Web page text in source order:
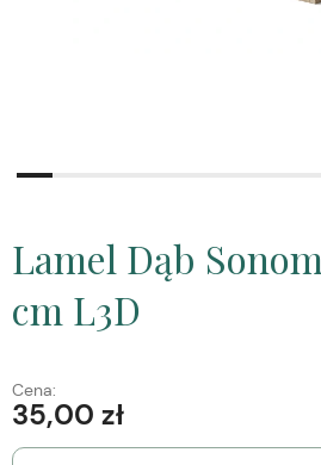
Lamel Dąb
cm L3D
Cena:
35,00 zł